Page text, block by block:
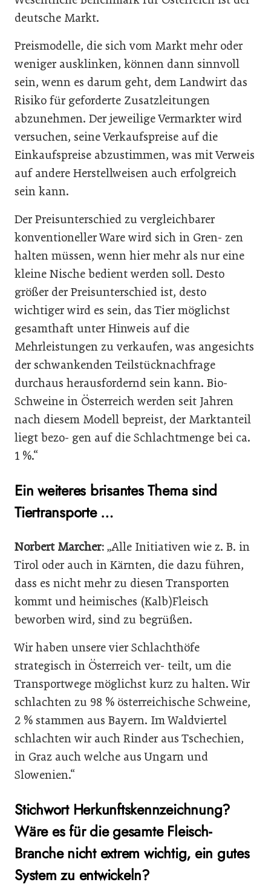
deutsche Markt.
Preismodelle, die sich vom Markt mehr oder
weniger ausklinken, können dann sinnvoll
sein, wenn es darum geht, dem Landwirt das
Risiko für geforderte Zusatzleitungen
abzunehmen. Der jeweilige Vermarkter wird
versuchen, seine Verkaufspreise auf die
Einkaufspreise abzustimmen, was mit Verweis
auf andere Herstellweisen auch erfolgreich
sein kann.
Der Preisunterschied zu vergleichbarer
konventioneller Ware wird sich in Gren- zen
halten müssen, wenn hier mehr als nur eine
kleine Nische bedient werden soll. Desto
größer der Preisunterschied ist, desto
wichtiger wird es sein, das Tier möglichst
gesamthaft unter Hinweis auf die
Mehrleistungen zu verkaufen, was angesichts
der schwankenden Teilstücknachfrage
durchaus herausfordernd sein kann. Bio-
Schweine in Österreich werden seit Jahren
nach diesem Modell bepreist, der Marktanteil
liegt bezo- gen auf die Schlachtmenge bei ca.
1 %.“
Ein weiteres brisantes Thema sind
Tiertransporte …
Norbert Marcher: „Alle Initiativen wie z. B. in
Tirol oder auch in Kärnten, die dazu führen,
dass es nicht mehr zu diesen Transporten
kommt und heimisches (Kalb)Fleisch
beworben wird, sind zu begrüßen.
Wir haben unsere vier Schlachthöfe
strategisch in Österreich ver- teilt, um die
Transportwege möglichst kurz zu halten. Wir
schlachten zu 98 % österreichische Schweine,
2 % stammen aus Bayern. Im Waldviertel
schlachten wir auch Rinder aus Tschechien,
in Graz auch welche aus Ungarn und
Slowenien.“
Stichwort Herkunftskennzeichnung?
Wäre es für die gesamte Fleisch-
Branche nicht extrem wichtig, ein gutes
System zu entwickeln?